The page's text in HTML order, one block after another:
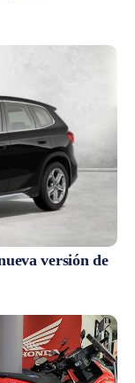
versión de